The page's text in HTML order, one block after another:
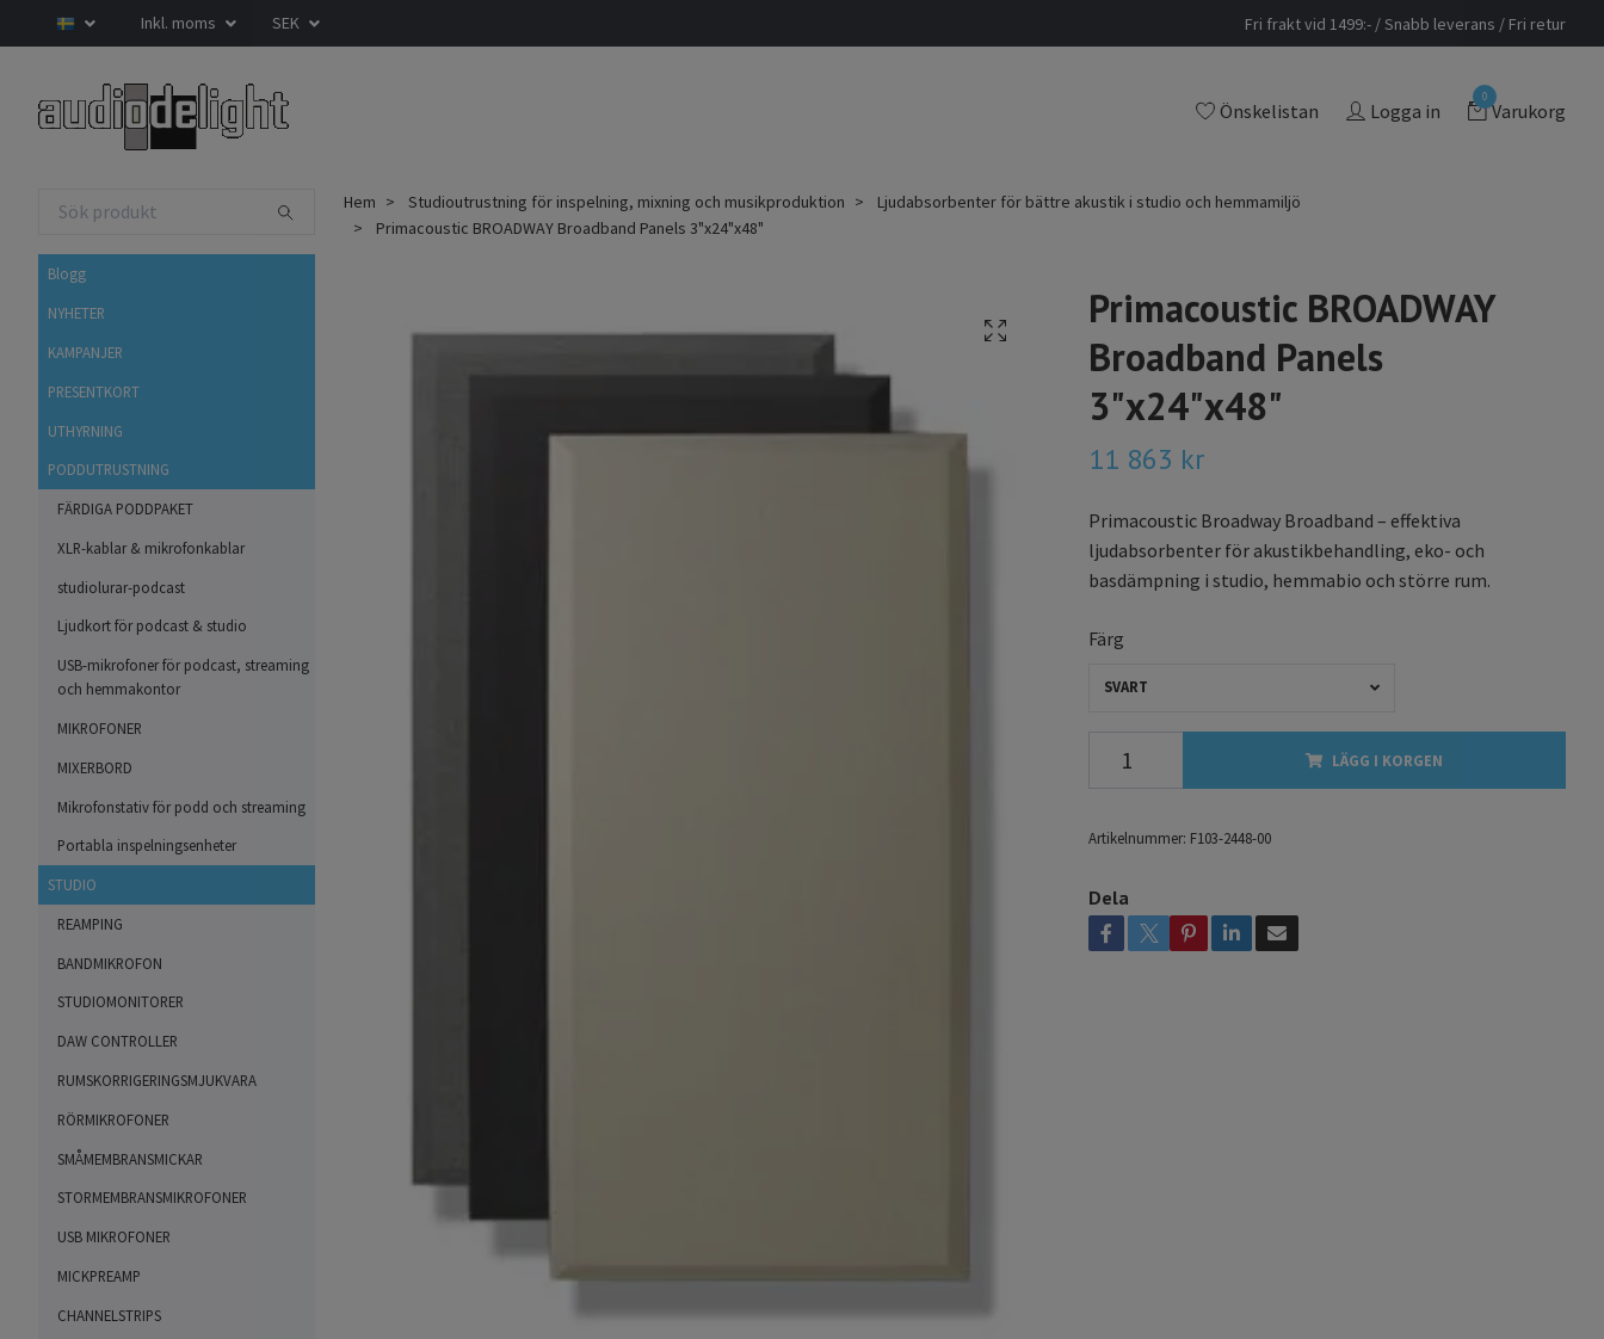
Inkl. moms SEK Fri frakt vid 1499:- / Snabb leverans / Fri retur
Önskelistan Logga in
0
Varukorg
Blogg
NYHETER
KAMPANJER
PRESENTKORT
UTHYRNING
PODDUTRUSTNING
FÄRDIGA PODDPAKET
XLR-kablar & mikrofonkablar
studiolurar-podcast
Ljudkort för podcast & studio
USB-mikrofoner för podcast, streaming
och hemmakontor
MIKROFONER
MIXERBORD
Mikrofonstativ för podd och streaming
Portabla inspelningsenheter
STUDIO
REAMPING
BANDMIKROFON
STUDIOMONITORER
DAW CONTROLLER
RUMSKORRIGERINGSMJUKVARA
RÖRMIKROFONER
SMÅMEMBRANSMICKAR
STORMEMBRANSMIKROFONER
USB MIKROFONER
MICKPREAMP
CHANNELSTRIPS
Hem Studioutrustning för inspelning, mixning och musikproduktion
Ljudabsorbenter för bättre akustik i studio och hemmamiljö
Primacoustic BROADWAY Broadband Panels 3"x24"x48"
Primacoustic BROADWAY
Broadband Panels
3"x24"x48"
11 863 kr
Primacoustic Broadway Broadband – effektiva
ljudabsorbenter för akustikbehandling, eko- och
basdämpning i studio, hemmabio och större rum.
Färg
SVART
LÄGG I KORGEN
Artikelnummer: F103-2448-00
Dela